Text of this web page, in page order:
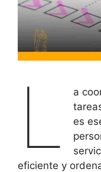
L
a
es
eficiente y